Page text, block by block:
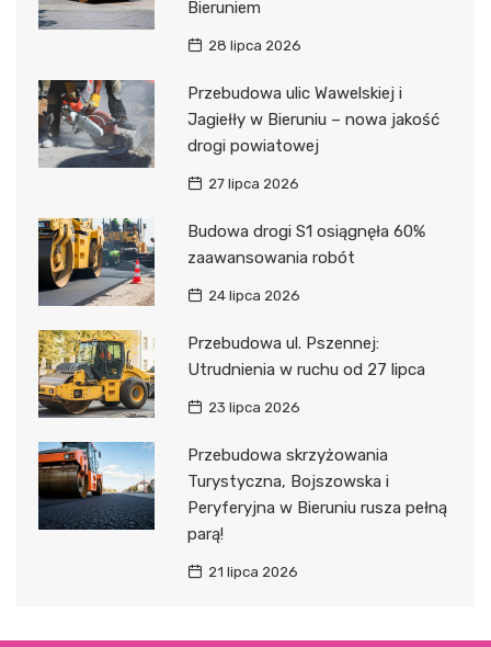
Bieruniem
28 lipca 2026
Przebudowa ulic Wawelskiej i
Jagiełły w Bieruniu – nowa jakość
drogi powiatowej
27 lipca 2026
Budowa drogi S1 osiągnęła 60%
zaawansowania robót
24 lipca 2026
Przebudowa ul. Pszennej:
Utrudnienia w ruchu od 27 lipca
23 lipca 2026
Przebudowa skrzyżowania
Turystyczna, Bojszowska i
Peryferyjna w Bieruniu rusza pełną
parą!
21 lipca 2026